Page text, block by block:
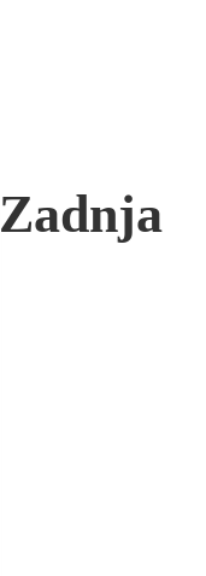
Zadnja